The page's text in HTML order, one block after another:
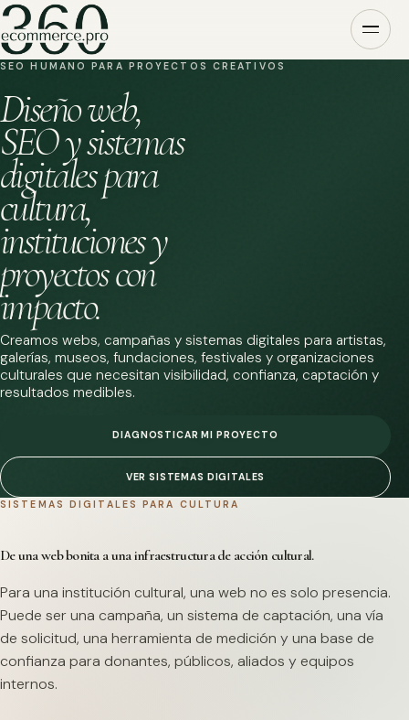
SEO HUMANO PARA PROYECTOS CREATIVOS
Diseño web,
SEO y sistemas
digitales para
cultura,
instituciones y
proyectos con
impacto.
Creamos webs, campañas y sistemas digitales para artistas,
galerías, museos, fundaciones, festivales y organizaciones
culturales que necesitan visibilidad, confianza, captación y
resultados medibles.
DIAGNOSTICAR MI PROYECTO
VER SISTEMAS DIGITALES
SISTEMAS DIGITALES PARA CULTURA
De una web bonita a una infraestructura de acción cultural.
Para una institución cultural, una web no es solo presencia.
Puede ser una campaña, un sistema de captación, una vía
de solicitud, una herramienta de medición y una base de
confianza para donantes, públicos, aliados y equipos
internos.